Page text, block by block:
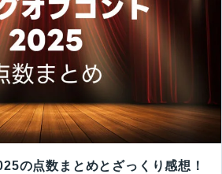
の点数まとめとざっくり感想！